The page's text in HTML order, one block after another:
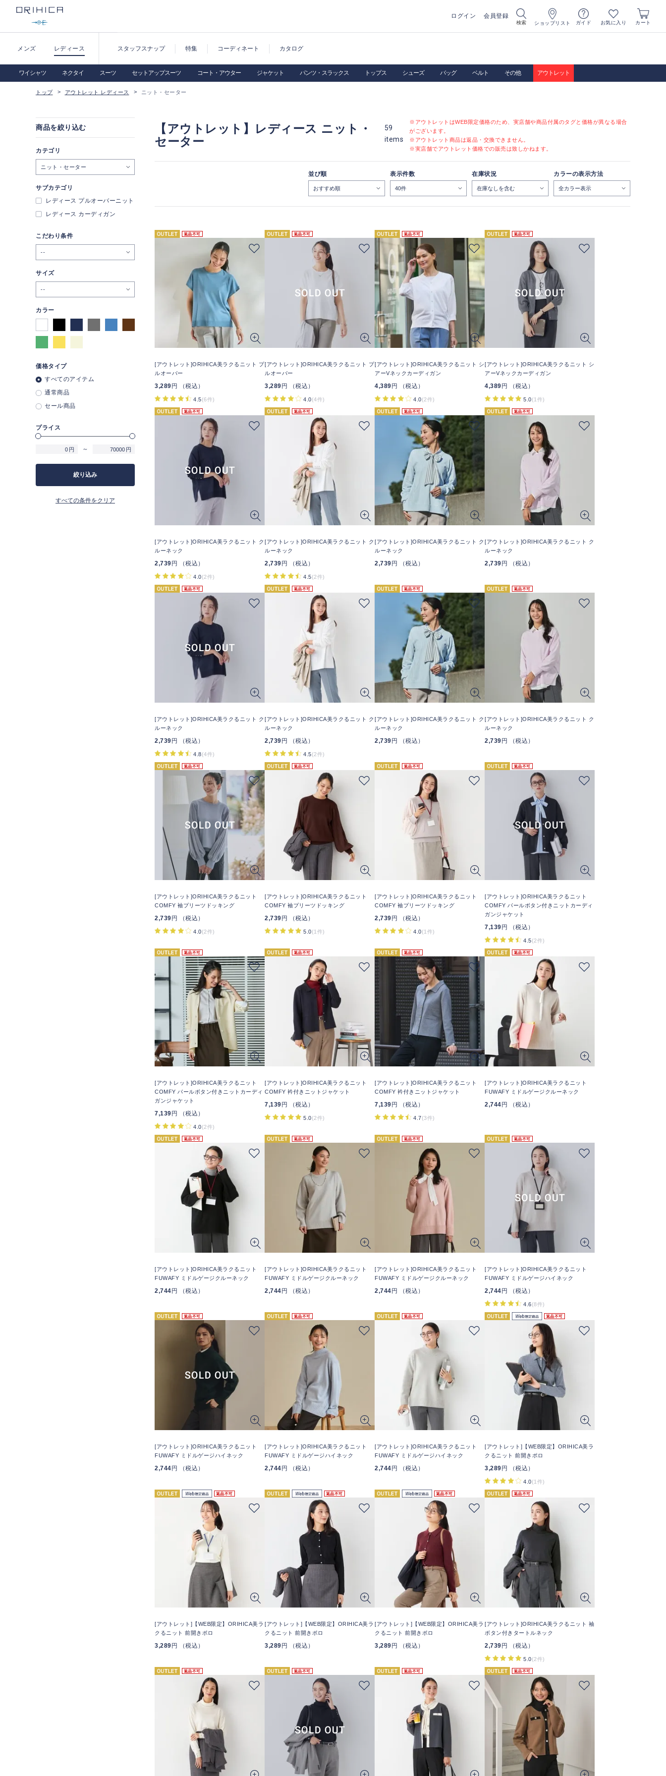
ログイン 会員登録
検索 ショップリスト ガイド お気に入り カート
メンズ レディース スタッフスナップ 特集 コーディネート カタログ
ワイシャツ ネクタイ スーツ セットアップスーツ コート・アウター ジャケット パンツ・スラックス トップス シューズ バッグ ベルト その他 アウトレット
トップ アウトレット レディース ニット・セーター
【アウトレット】レディース ニット・
セーター
59
items
※アウトレットはWEB限定価格のため、実店舗や商品付属のタグと価格が異なる場合
がございます。
※アウトレット商品は返品・交換できません。
※実店舗でアウトレット価格での販売は致しかねます。
並び順 表示件数 在庫状況 カラーの表示方法
返品不可
[アウトレット]ORIHICA美ラクるニット プ
ルオーバー
3,289 円 （税込）
4.5(6件)
返品不可
[アウトレット]ORIHICA美ラクるニット プ
ルオーバー
3,289 円 （税込）
4.0(4件)
返品不可
[アウトレット]ORIHICA美ラクるニット シ
アーVネックカーディガン
4,389 円 （税込）
4.0(2件)
返品不可
[アウトレット]ORIHICA美ラクるニット シ
アーVネックカーディガン
4,389 円 （税込）
5.0(1件)
返品不可
[アウトレット]ORIHICA美ラクるニット ク
ルーネック
2,739 円 （税込）
4.0(2件)
返品不可
[アウトレット]ORIHICA美ラクるニット ク
ルーネック
2,739 円 （税込）
4.5(2件)
返品不可
[アウトレット]ORIHICA美ラクるニット ク
ルーネック
2,739 円 （税込）
返品不可
[アウトレット]ORIHICA美ラクるニット ク
ルーネック
2,739 円 （税込）
返品不可
[アウトレット]ORIHICA美ラクるニット ク
ルーネック
2,739 円 （税込）
4.8(4件)
返品不可
[アウトレット]ORIHICA美ラクるニット ク
ルーネック
2,739 円 （税込）
4.5(2件)
返品不可
[アウトレット]ORIHICA美ラクるニット ク
ルーネック
2,739 円 （税込）
返品不可
[アウトレット]ORIHICA美ラクるニット ク
ルーネック
2,739 円 （税込）
返品不可
[アウトレット]ORIHICA美ラクるニット
COMFY 袖プリーツドッキング
2,739 円 （税込）
4.0(2件)
返品不可
[アウトレット]ORIHICA美ラクるニット
COMFY 袖プリーツドッキング
2,739 円 （税込）
5.0(1件)
返品不可
[アウトレット]ORIHICA美ラクるニット
COMFY 袖プリーツドッキング
2,739 円 （税込）
4.0(1件)
返品不可
[アウトレット]ORIHICA美ラクるニット
COMFY パールボタン付きニットカーディ
ガンジャケット
7,139 円 （税込）
4.5(2件)
返品不可
[アウトレット]ORIHICA美ラクるニット
COMFY パールボタン付きニットカーディ
ガンジャケット
7,139 円 （税込）
4.0(2件)
返品不可
[アウトレット]ORIHICA美ラクるニット
COMFY 衿付きニットジャケット
7,139 円 （税込）
5.0(2件)
返品不可
[アウトレット]ORIHICA美ラクるニット
COMFY 衿付きニットジャケット
7,139 円 （税込）
4.7(3件)
返品不可
[アウトレット]ORIHICA美ラクるニット
FUWAFY ミドルゲージクルーネック
2,744 円 （税込）
返品不可
[アウトレット]ORIHICA美ラクるニット
FUWAFY ミドルゲージクルーネック
2,744 円 （税込）
返品不可
[アウトレット]ORIHICA美ラクるニット
FUWAFY ミドルゲージクルーネック
2,744 円 （税込）
返品不可
[アウトレット]ORIHICA美ラクるニット
FUWAFY ミドルゲージクルーネック
2,744 円 （税込）
返品不可
[アウトレット]ORIHICA美ラクるニット
FUWAFY ミドルゲージハイネック
2,744 円 （税込）
4.6(8件)
返品不可
[アウトレット]ORIHICA美ラクるニット
FUWAFY ミドルゲージハイネック
2,744 円 （税込）
返品不可
[アウトレット]ORIHICA美ラクるニット
FUWAFY ミドルゲージハイネック
2,744 円 （税込）
返品不可
[アウトレット]ORIHICA美ラクるニット
FUWAFY ミドルゲージハイネック
2,744 円 （税込）
返品不可
[アウトレット]【WEB限定】ORIHICA美ラ
クるニット 前開きポロ
3,289 円 （税込）
4.0(1件)
返品不可
[アウトレット]【WEB限定】ORIHICA美ラ
クるニット 前開きポロ
3,289 円 （税込）
返品不可
[アウトレット]【WEB限定】ORIHICA美ラ
クるニット 前開きポロ
3,289 円 （税込）
返品不可
[アウトレット]【WEB限定】ORIHICA美ラ
クるニット 前開きポロ
3,289 円 （税込）
返品不可
[アウトレット]ORIHICA美ラクるニット 袖
ボタン付きタートルネック
2,739 円 （税込）
5.0(2件)
返品不可 返品不可 返品不可 返品不可
商品を絞り込む
カテゴリ
ニット・セーター
サブカテゴリ
レディース プルオーバーニット
レディース カーディガン
こだわり条件
--
サイズ
--
カラー
価格タイプ
すべてのアイテム
通常商品
セール商品
プライス
円 ～ 円
絞り込み
すべての条件をクリア